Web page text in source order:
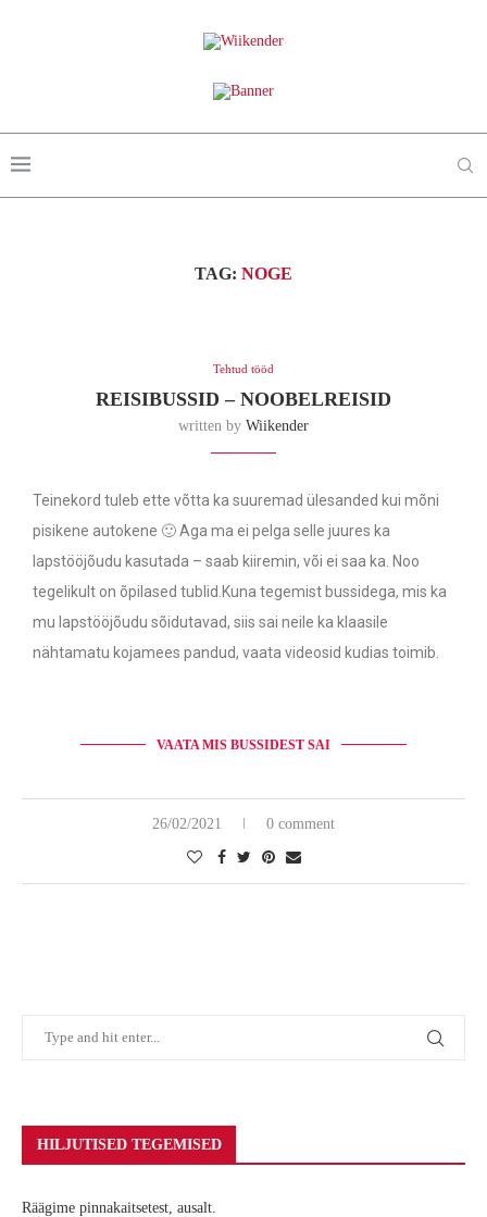
TAG: NOGE
Tehtud tööd
REISIBUSSID – NOOBELREISID
written by Wiikender
Teinekord tuleb ette võtta ka suuremad ülesanded kui mõni
pisikene autokene 🙂 Aga ma ei pelga selle juures ka
lapstööjõudu kasutada – saab kiiremin, või ei saa ka. Noo
tegelikult on õpilased tublid.Kuna tegemist bussidega, mis ka
mu lapstööjõudu sõidutavad, siis sai neile ka klaasile
nähtamatu kojamees pandud, vaata videosid kudias toimib.
VAATA MIS BUSSIDEST SAI
26/02/2021 0 comment
HILJUTISED TEGEMISED
Räägime pinnakaitsetest, ausalt.